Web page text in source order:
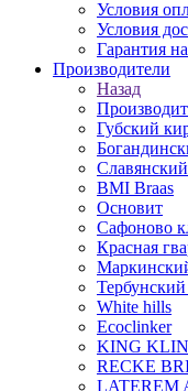
Условия
Условия
Гарантия
Производители
Назад
Губский
BMI Braas
Основит
Сафоново
Красная
White hills
Ecoclinker
KING
RECKE
LATEREM